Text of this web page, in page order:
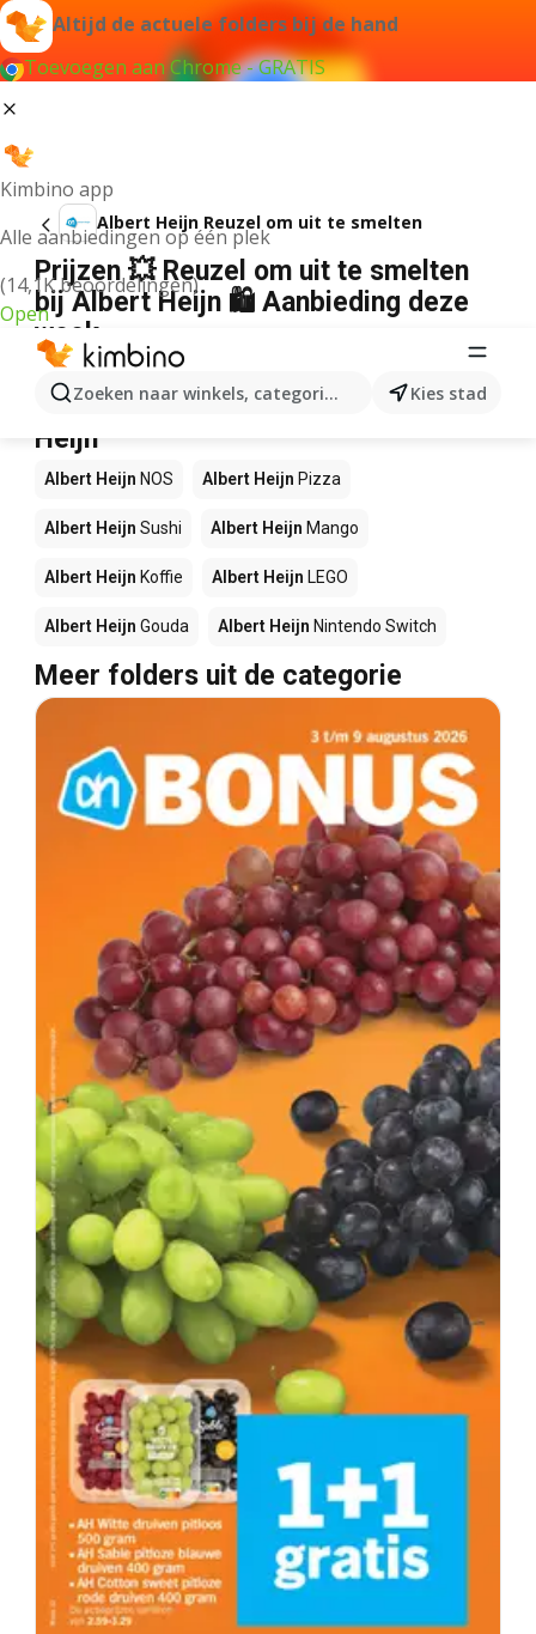
Altijd de actuele folders bij de hand
Toevoegen aan Chrome - GRATIS
Kimbino app
Alle aanbiedingen op één plek
(14,1K beoordelingen)
Open
Zoeken naar winkels, categorieën, producten...
Kies stad
Albert Heijn Reuzel om uit te smelten
Prijzen 💥 Reuzel om uit te smelten
bij Albert Heijn 🛍️ Aanbieding deze
week
Wij konden geen resultaten vinden voor die term.
Andere producten in winkels Albert
Heijn
Albert Heijn NOS Albert Heijn Pizza
Albert Heijn Sushi Albert Heijn Mango
Albert Heijn Koffie Albert Heijn LEGO
Albert Heijn Gouda Albert Heijn Nintendo Switch
Meer folders uit de categorie